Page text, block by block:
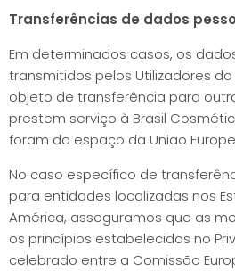
Transferências de dados
Em determinados casos, os
transmitidos pelos Utilizadores
objeto de transferência para
prestem serviço à Brasil
foram do espaço da União
No caso específico de
para entidades localizadas nos
América, asseguramos que as
os princípios estabelecidos no
celebrado entre a Comissão